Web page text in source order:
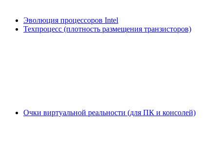
Эволюция процессоров Intel
Техпроцесс (плотность размещения транзисторов)
Очки виртуальной реальности (для ПК и консолей)